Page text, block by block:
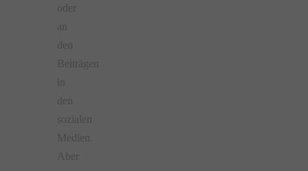
oder
an
den
Beiträgen
den
sozialen
Medien.
Aber